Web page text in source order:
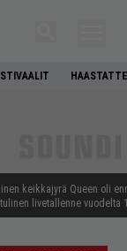
keikkajyrä Queen oli
livetallenne vuodelta